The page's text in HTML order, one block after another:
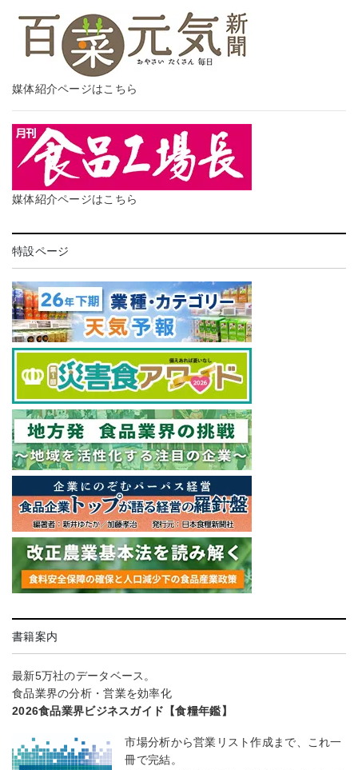
媒体紹介ページはこちら
媒体紹介ページはこちら
特設ページ
書籍案内
最新5万社のデータベース。
食品業界の分析・営業を効率化
2026食品業界ビジネスガイド【食糧年鑑】
市場分析から営業リスト作成まで、これ一
冊で完結。